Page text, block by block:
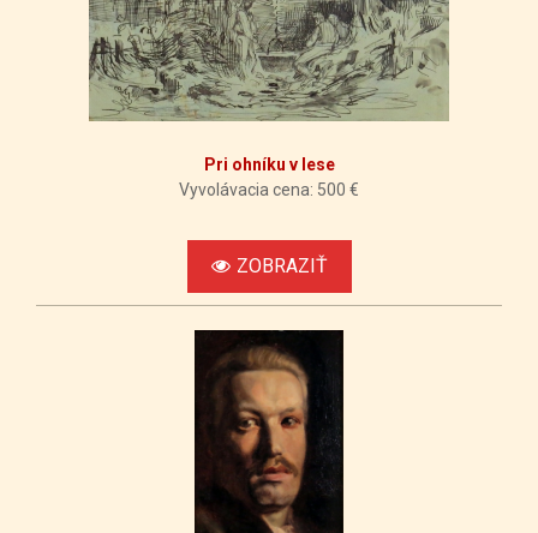
Pri ohníku v lese
Vyvolávacia cena: 500 €
ZOBRAZIŤ